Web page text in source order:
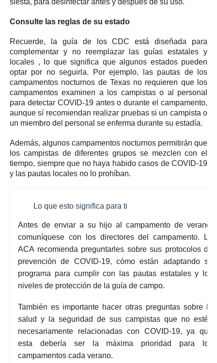
siesta, para desinfectar antes y después de su uso.
Consulte las reglas de su estado
Recuerde, la guía de los CDC está diseñada para
complementar y no reemplazar
las guías estatales y
locales , lo que significa que algunos estados pueden
optar por no seguirla.
Por ejemplo, las pautas de los
campamentos nocturnos de Texas no requieren que los
campamentos examinen a los campistas o al personal
para detectar COVID-19 antes o durante el campamento,
aunque sí recomiendan realizar pruebas si un campista o
un miembro del personal se enferma durante su estadía.
Además, algunos campamentos nocturnos permitirán que
los campistas de diferentes grupos se mezclen con el
tiempo, siempre que no haya habido casos de COVID-19
y las pautas locales no lo prohíban.
Lo que esto significa para ti
Antes de enviar a su hijo al campamento de verano,
comuníquese con los directores del campamento.
La
ACA recomienda preguntarles sobre sus protocolos de
prevención de COVID-19, cómo están adaptando su
programa para cumplir con las pautas estatales y los
niveles de protección de la guía de campo.
También es importante hacer otras preguntas sobre la
salud y la seguridad de sus campistas que no estén
necesariamente relacionadas con COVID-19, ya que
esta debería ser la máxima prioridad para los
campamentos cada verano.